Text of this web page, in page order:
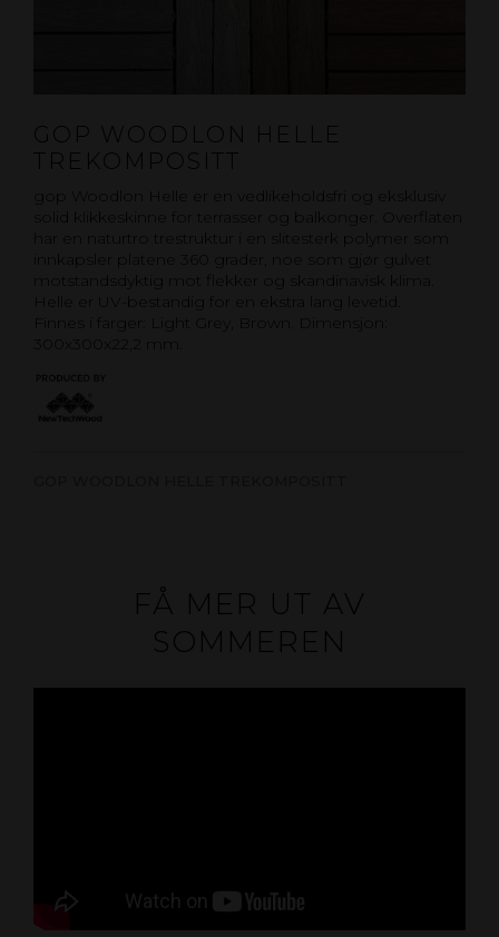
GOP WOODLON HELLE
TREKOMPOSITT
gop Woodlon Helle er en vedlikeholdsfri og eksklusiv
solid klikkeskinne for terrasser og balkonger. Overflaten
har en naturtro trestruktur i en slitesterk polymer som
innkapsler platene 360 grader, noe som gjør gulvet
motstandsdyktig mot flekker og skandinavisk klima.
Helle er UV-bestandig for en ekstra lang levetid.
Finnes i farger: Light Grey, Brown. Dimensjon:
300x300x22,2 mm.
FÅ MER UT AV
SOMMEREN